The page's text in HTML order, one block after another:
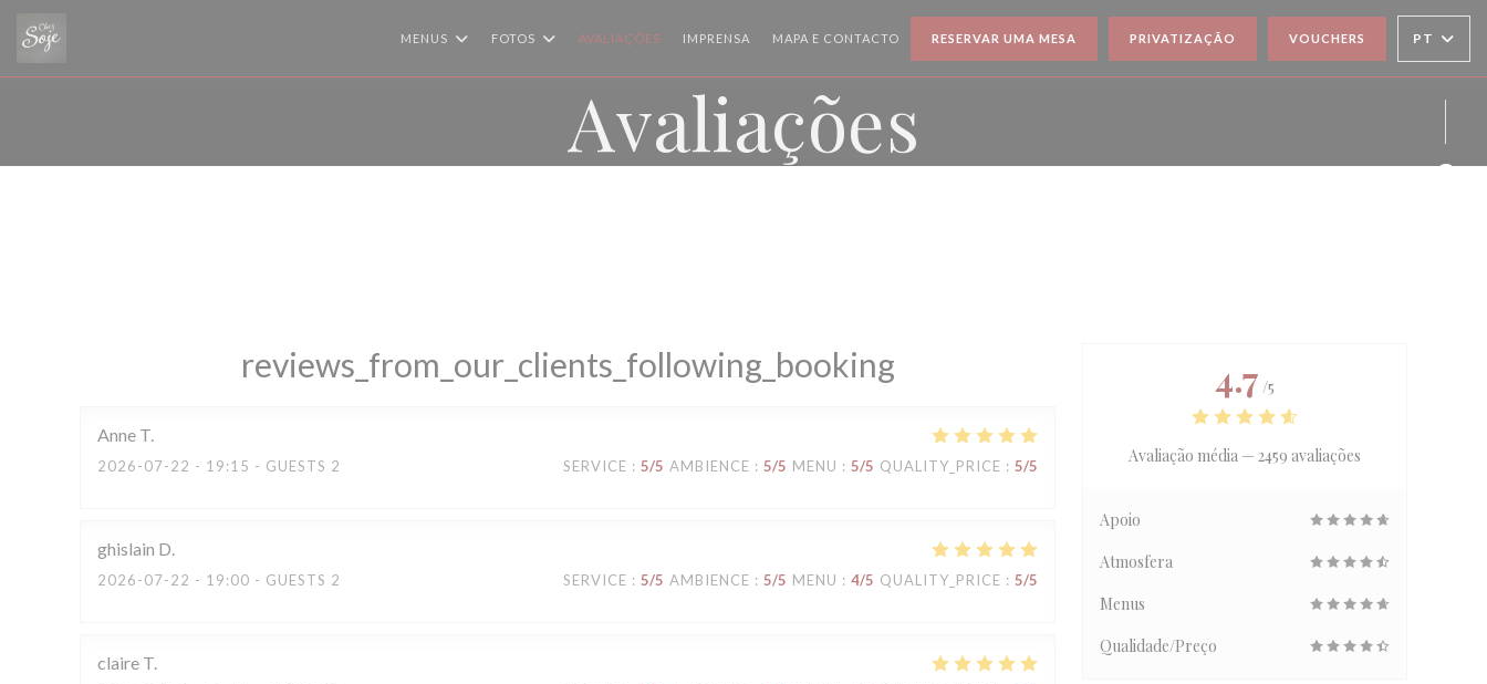
MENUS FOTOS AVALIAÇÕES IMPRENSA MAPA E CONTACTO RESERVAR UMA MESA PRIVATIZAÇÃO VOUCHERS PT
Avaliações
reviews_from_our_clients_following_booking
Anne T
2026-07-22 - 19:15 - GUESTS 2 SERVICE : 5/5 AMBIENCE : 5/5 MENU : 5/5 QUALITY_PRICE : 5/5
ghislain D
2026-07-22 - 19:00 - GUESTS 2 SERVICE : 5/5 AMBIENCE : 5/5 MENU : 4/5 QUALITY_PRICE : 5/5
claire T
4.7 /5
Avaliação média — 2459 avaliações
Apoio
Atmosfera
Menus
Qualidade/Preço